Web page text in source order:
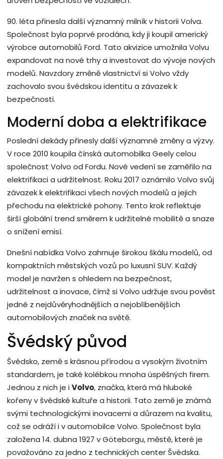
90. léta přinesla další významný milník v historii Volva.
Společnost byla poprvé prodána, kdy ji koupil americký
výrobce automobilů Ford. Tato akvizice umožnila Volvu
expandovat na nové trhy a investovat do vývoje nových
modelů. Navzdory změně vlastnictví si Volvo vždy
zachovalo svou švédskou identitu a závazek k
bezpečnosti.
Moderní doba a elektrifikace
Poslední dekády přinesly další významné změny a výzvy.
V roce 2010 koupila čínská automobilka Geely celou
společnost Volvo od Fordu. Nové vedení se zaměřilo na
elektrifikaci a udržitelnost. Roku 2017 oznámilo Volvo svůj
závazek k elektrifikaci všech nových modelů a jejich
přechodu na elektrické pohony. Tento krok reflektuje
širší globální trend směrem k udržitelné mobilitě a snaze
o snížení emisí.
Dnešní nabídka Volvo zahrnuje širokou škálu modelů, od
kompaktních městských vozů po luxusní SUV. Každý
model je navržen s ohledem na bezpečnost,
udržitelnost a inovace, čímž si Volvo udržuje svou pověst
jedné z nejdůvěryhodnějších a nejoblíbenějších
automobilových značek na světě.
Švédský původ
Švédsko, země s krásnou přírodou a vysokým životním
standardem, je také kolébkou mnoha úspěšných firem.
Jednou z nich je iVolvo, značka, která má hluboké
kořeny v švédské kultuře a historii. Tato země je známá
svými technologickými inovacemi a důrazem na kvalitu,
což se odráží i v automobilce Volvo. Společnost byla
založena 14. dubna 1927 v Göteborgu, městě, které je
považováno za jedno z technických center Švédska.